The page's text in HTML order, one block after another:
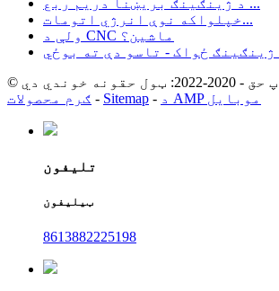
د ژینګینګ بریښنا دریم ربع ...
خپلواکه نوې انرژي اتومات...
ولې د CNC ماشین؟
ګرم محصولات - Sitemap - د AMP موبایل
تلیفون
ټیلیفون
8613882225198